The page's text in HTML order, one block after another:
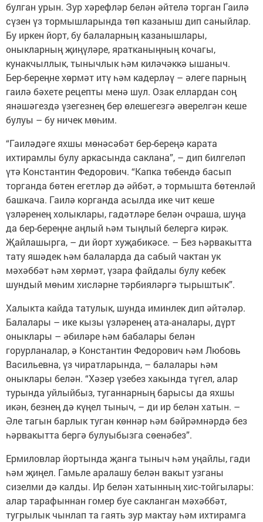
булган урын. Зур хәрефләр белән әйтелә торган Гаилә
сүзен үз тормыш­ларында төп казаныш дип саныйлар.
Бу иркен йорт, бу балаларның казанышлары,
оныкларның җиңүләре, яратканыңның кочагы,
кунакчыллык, тынычлык һәм киләчәккә ышаныч.
Бер-береңне хөрмәт итү һәм кадерләү – әлеге парның
гаилә бәхете рецепты менә шул. Озак еллардан соң
янәшәгездә үзегезнең бер өлешегезгә әверелгән кеше
булуы – бу ничек мөһим.
“Гаиләдәге яхшы мөнәсәбәт бер-береңә карата
ихтирамлы булу аркасында саклана”, – дип билгеләп
үтә Константин Федорович. “Капка төбендә басып
торганда бөтен егетләр дә әйбәт, ә тормышта бөтенләй
башкача. Гаилә корганда асылда ике чит кеше
үзләренең холыклары, гадәтләре белән очраша, шуңа
да бер-береңне аңлый һәм тыңлый белергә кирәк.
Җайлашырга, – ди йорт хуҗабикәсе. – Без һәрвакытта
тату яшәдек һәм балаларда да сабый чактан ук
мәхәббәт һәм хөрмәт, үзара файдалы булу кебек
шундый мөһим хисләрне тәрбияләргә тырыштык”.
Халыкта кайда татулык, шунда иминлек дип әйтәләр.
Балалары – ике кызы үзләренең ата-аналары, дүрт
оныклары – әбиләре һәм бабалары белән
горурланалар, ә Константин Федорович һәм Любовь
Васильевна, үз чиратларында, – балалары һәм
оныклары белән. “Хәзер үзебез хакында түгел, алар
турында уйлыйбыз, туганнарның барысы да яхшы
икән, безнең дә күңел тыныч, – ди ир белән хатын. –
Әле тагын барлык туган көннәр һәм бәйрәмнәрдә без
һәрвакытта бергә булуыбызга сөенәбез”.
Ермиловлар йортында җанга тыныч һәм уңайлы, гади
һәм җиңел. Гамьле аралашу белән вакыт узганы
сизелми дә калды. Ир белән хатынның хис-тойгылары:
алар тарафыннан гомер буе сакланган мәхәббәт,
тугрылык чынлап та гаять зур мактау һәм ихтирамга